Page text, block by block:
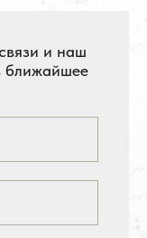
и наш
ближайшее